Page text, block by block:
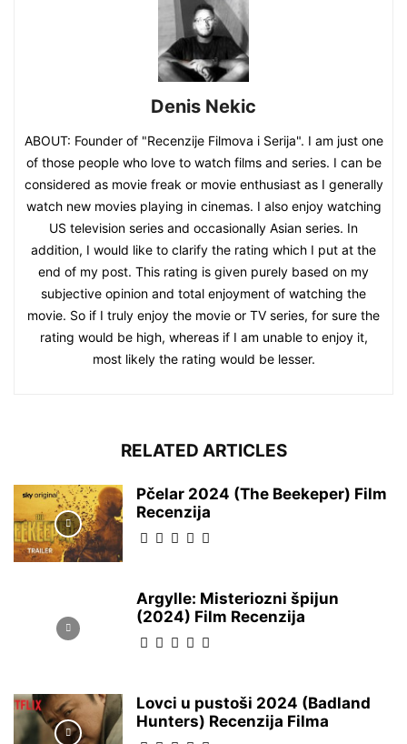
Denis Nekic
ABOUT: Founder of "Recenzije Filmova i Serija". I am just one
of those people who love to watch films and series. I can be
considered as movie freak or movie enthusiast as I generally
watch new movies playing in cinemas. I also enjoy watching
US television series and occasionally Asian series. In
addition, I would like to clarify the rating which I put at the
end of my post. This rating is given purely based on my
subjective opinion and total enjoyment of watching the
movie. So if I truly enjoy the movie or TV series, for sure the
rating would be high, whereas if I am unable to enjoy it,
most likely the rating would be lesser.
RELATED ARTICLES
Pčelar 2024 (The Beekeper) Film
Recenzija
Argylle: Misteriozni špijun
(2024) Film Recenzija
Lovci u pustoši 2024 (Badland
Hunters) Recenzija Filma